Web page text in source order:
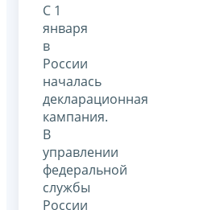
С 1
января
в
России
началась
декларационная
кампания.
В
управлении
федеральной
службы
России